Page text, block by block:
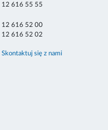
12 616 55 55
12 616 52 00
12 616 52 02
Skontaktuj się z nami